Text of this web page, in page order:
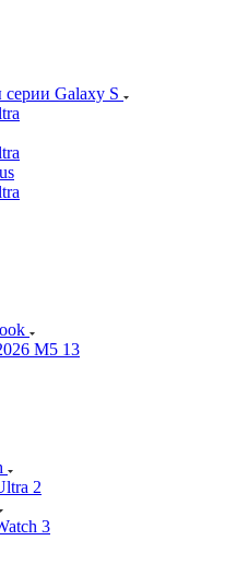
Galaxy S
M5 13
2
3